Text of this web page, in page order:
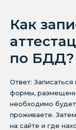
Как
по БДД?
Ответ:
формы,
необходимо
проживаете.
на сайте и где